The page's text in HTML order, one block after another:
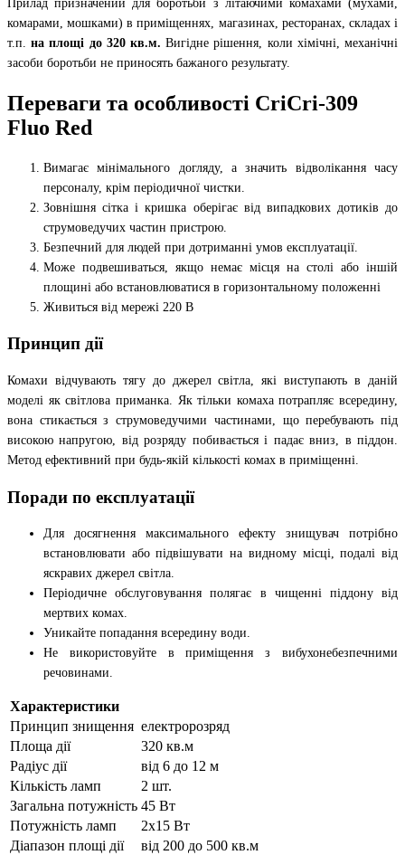
Прилад призначений для боротьби з літаючими комахами (мухами,
комарами, мошками) в приміщеннях, магазинах, ресторанах, складах і
т.п.на площі до 320 кв.м.Вигідне рішення, коли хімічні, механічні
засоби боротьби не приносять бажаного результату.
Переваги та особливості CriCri-309
Fluo Red
Вимагає мінімального догляду, а значить відволікання часу
персоналу, крім періодичної чистки.
Зовнішня сітка і кришка оберігає від випадкових дотиків до
струмоведучих частин пристрою.
Безпечний для людей при дотриманні умов експлуатації.
Може подвешиваться, якщо немає місця на столі або іншій
площині або встановлюватися в горизонтальному положенні
Живиться від мережі 220 В
Принцип дії
Комахи відчувають тягу до джерел світла, які виступають в даній
моделі як світлова приманка. Як тільки комаха потрапляє всередину,
вона стикається з струмоведучими частинами, що перебувають під
високою напругою, від розряду побивається і падає вниз, в піддон.
Метод ефективний при будь-якій кількості комах в приміщенні.
Поради по експлуатації
Для досягнення максимального ефекту знищувач потрібно
встановлювати або підвішувати на видному місці, подалі від
яскравих джерел світла.
Періодичне обслуговування полягає в чищенні піддону від
мертвих комах.
Уникайте попадання всередину води.
Не використовуйте в приміщення з вибухонебезпечними
речовинами.
Характеристики
Принцип знищення електророзряд
Площа дії
320 кв.м
Радіус дії
від 6 до 12 м
Кількість ламп
2 шт.
Загальна потужність 45 Вт
Потужність ламп
2х15 Вт
Діапазон площі дії
від 200 до 500 кв.м